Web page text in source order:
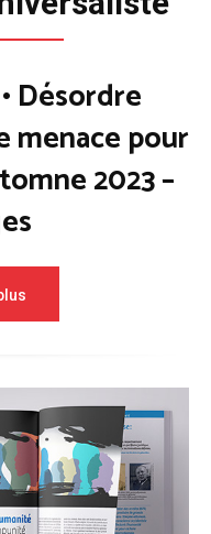
Désordre
menace pour
2023 –